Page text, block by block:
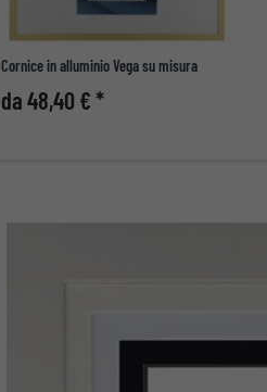
Cornice in alluminio Vega su misura
da 48,40 € *